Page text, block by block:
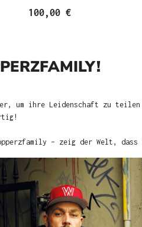
100,00 €
um ihre Leidenschaft zu
– zeig der Welt, dass